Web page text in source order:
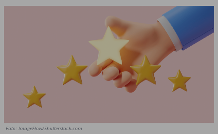
Foto: ImageFlow/Shutterstock.com